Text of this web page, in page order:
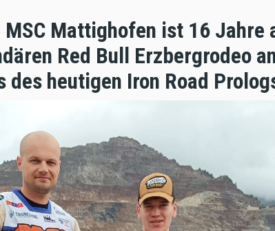
Mattighofen ist 16 Jahre
Red Bull Erzbergrodeo
des heutigen Iron Road